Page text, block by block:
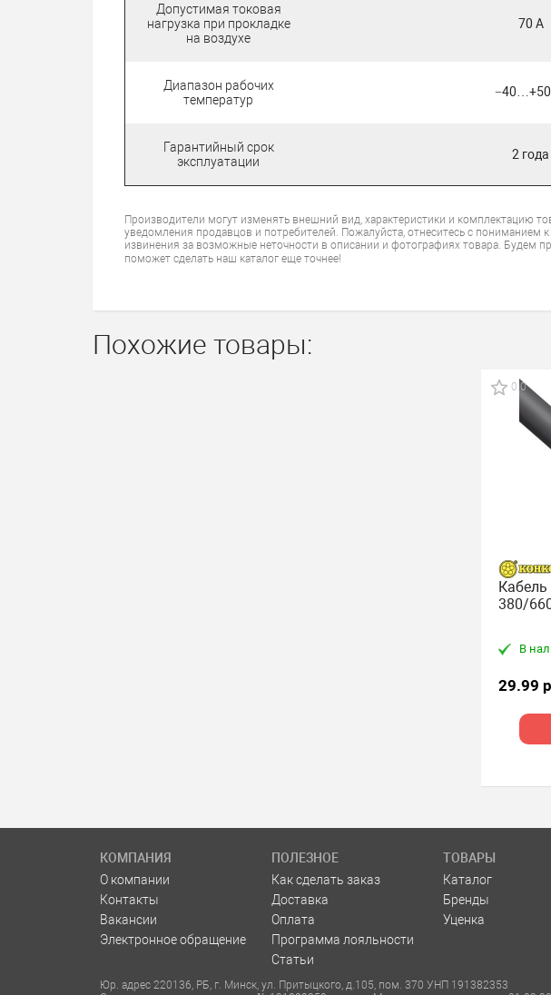
Допустимая токовая
нагрузка при прокладке
на воздухе
70 А
Диапазон рабочих
температур
−40…+50
Гарантийный срок
эксплуатации
2 года
Производители могут изменять внешний вид, характеристики и комплектацию
уведомления продавцов и потребителей. Пожалуйста, отнеситесь с пониманием
извинения за возможные неточности в описании и фотографиях товара. Будем
поможет сделать наш каталог еще точнее!
Похожие товары:
0.0
380/
В
29.99
КОМПАНИЯ
О компании
Контакты
Вакансии
Электронное обращение
ПОЛЕЗНОЕ
Как сделать заказ
Доставка
Оплата
Программа лояльности
Статьи
ТОВАРЫ
Каталог
Бренды
Уценка
Юр. адрес 220136, РБ, г. Минск, ул. Притыцкого, д.105, пом. 370 УНП 191382353